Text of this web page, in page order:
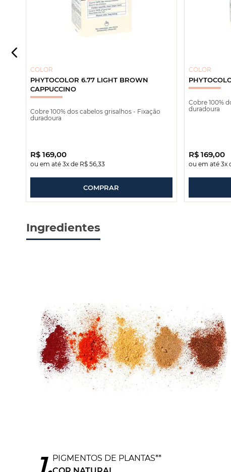
COLOR
PHYTOCOLOR 6.77 LIGHT BROWN
CAPPUCCINO
Cobre 100% dos cabelos grisalhos - Fixação
duradoura
R$ 169,00
ou em até 3x de R$ 56,33
COMPRAR
COLOR
Cobre 100%
duradoura
R$ 169,00
ou em até 3x
Ingredientes
1
PIGMENTOS DE PLANTAS**